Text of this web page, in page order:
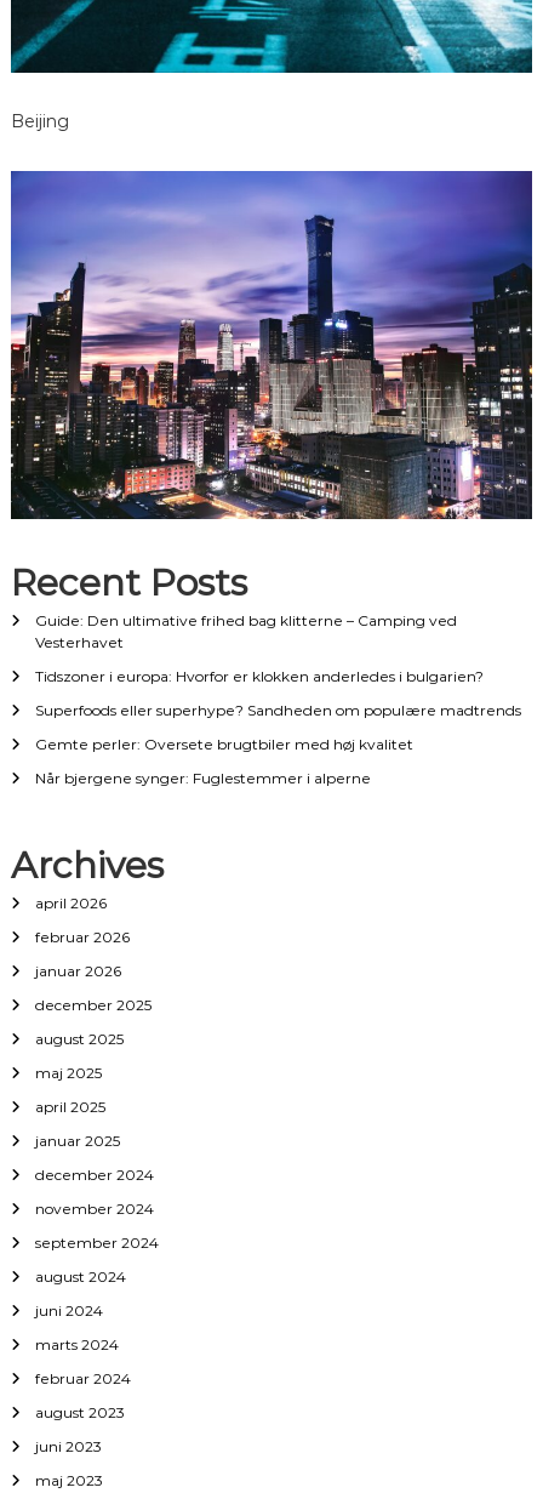
Beijing
Recent Posts
Guide: Den ultimative frihed bag klitterne – Camping ved
Vesterhavet
Tidszoner i europa: Hvorfor er klokken anderledes i bulgarien?
Superfoods eller superhype? Sandheden om populære madtrends
Gemte perler: Oversete brugtbiler med høj kvalitet
Når bjergene synger: Fuglestemmer i alperne
Archives
april 2026
februar 2026
januar 2026
december 2025
august 2025
maj 2025
april 2025
januar 2025
december 2024
november 2024
september 2024
august 2024
juni 2024
marts 2024
februar 2024
august 2023
juni 2023
maj 2023